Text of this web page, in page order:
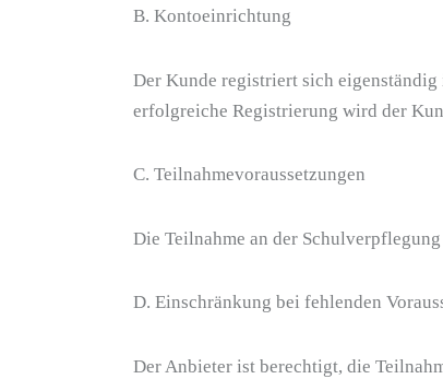
B. Kontoeinrichtung
Der Kunde registriert sich
erfolgreiche Registrierung wird der
C. Teilnahmevoraussetzungen
Die Teilnahme an der
D. Einschränkung bei fehlenden
Der Anbieter ist berechtigt, die